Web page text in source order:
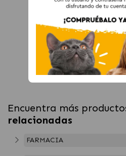
Encuentra más
relacionadas
FARMACIA